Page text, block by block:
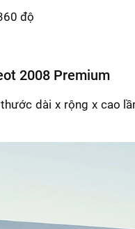
độ
2008 Premium
dài x rộng x cao